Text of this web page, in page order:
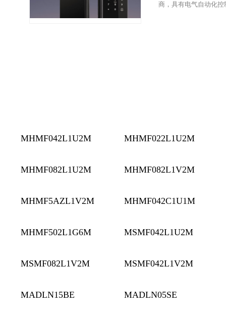
商，具有电气自动化
MHMF042L1U2M MHMF022L1U2M
MHMF082L1U2M MHMF082L1V2M
MHMF5AZL1V2M MHMF042C1U1M
MHMF502L1G6M MSMF042L1U2M
MSMF082L1V2M MSMF042L1V2M
MADLN15BE MADLN05SE